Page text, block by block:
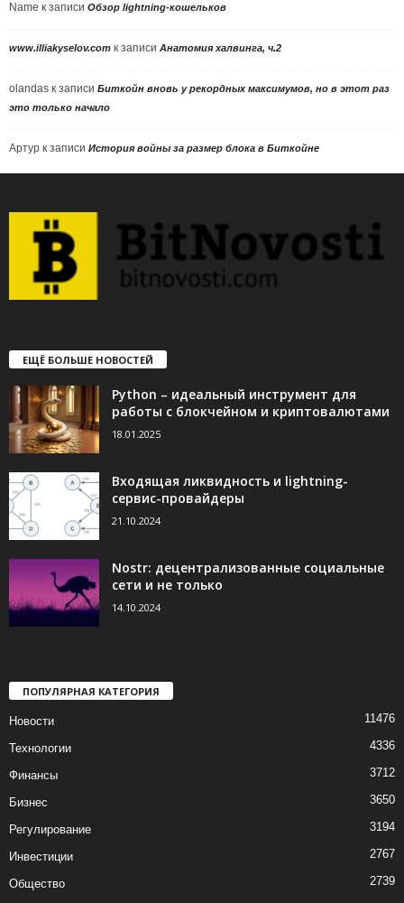
Name к записи Обзор lightning-кошельков
www.illiakyselov.com к записи Анатомия халвинга, ч.2
olandas к записи Биткойн вновь у рекордных максимумов, но в этот раз
это только начало
Артур к записи История войны за размер блока в Биткойне
ЕЩЁ БОЛЬШЕ НОВОСТЕЙ
Python – идеальный инструмент для
работы с блокчейном и криптовалютами
18.01.2025
Входящая ликвидность и lightning-
сервис-провайдеры
21.10.2024
Nostr: децентрализованные социальные
сети и не только
14.10.2024
ПОПУЛЯРНАЯ КАТЕГОРИЯ
Новости 11476
Технологии 4336
Финансы 3712
Бизнес 3650
Регулирование 3194
Инвестиции 2767
Общество 2739